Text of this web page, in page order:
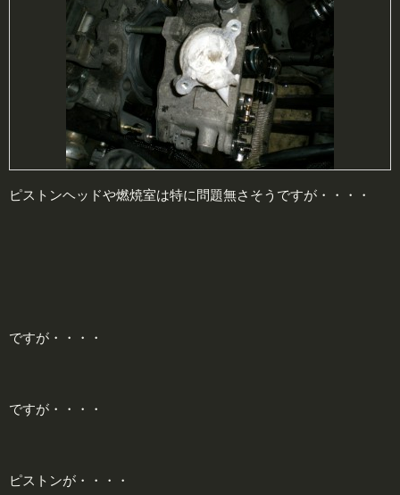
ピストンヘッドや燃焼室は特に問題無さそうですが・・・・
ですが・・・・
ですが・・・・
ピストンが・・・・